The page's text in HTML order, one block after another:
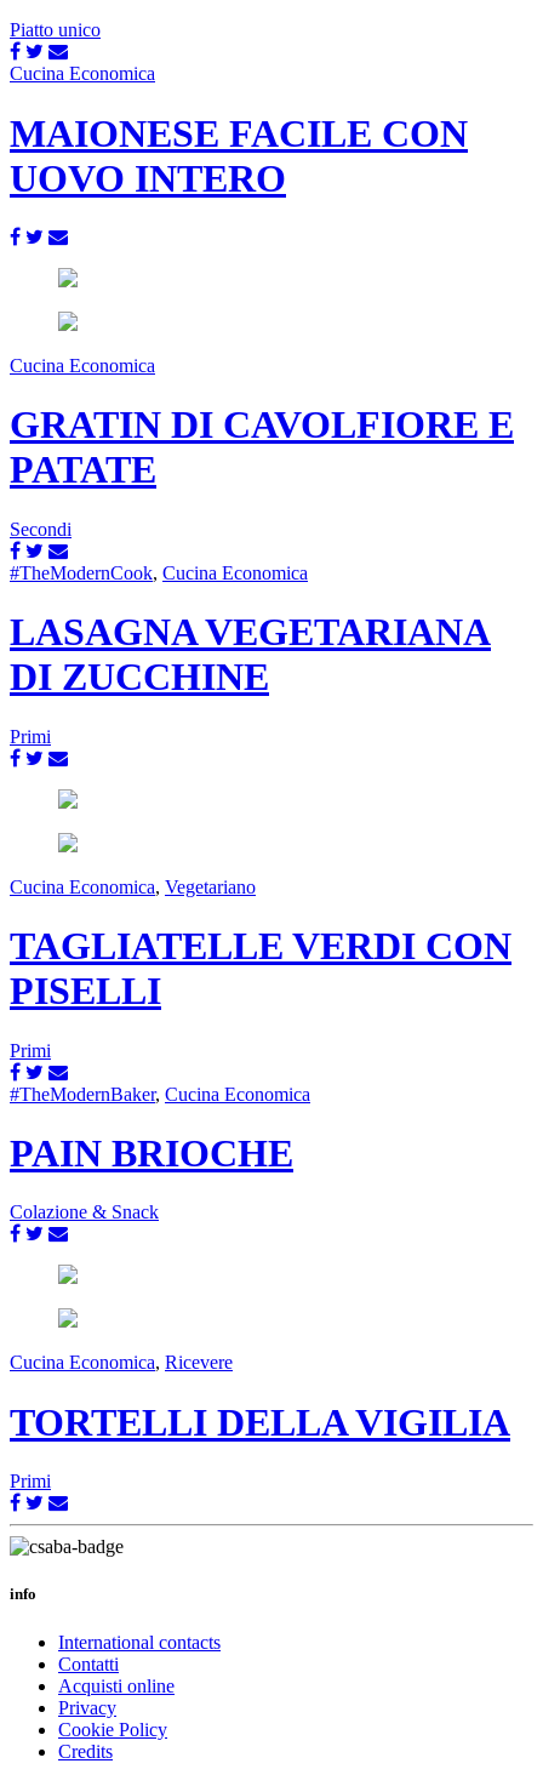
Piatto unico
Cucina Economica
MAIONESE FACILE CON
UOVO INTERO
Cucina Economica
GRATIN DI CAVOLFIORE E
PATATE
Secondi
#TheModernCook, Cucina Economica
LASAGNA VEGETARIANA
DI ZUCCHINE
Primi
Cucina Economica, Vegetariano
TAGLIATELLE VERDI CON
PISELLI
Primi
#TheModernBaker, Cucina Economica
PAIN BRIOCHE
Colazione & Snack
Cucina Economica, Ricevere
TORTELLI DELLA VIGILIA
Primi
info
International contacts
Contatti
Acquisti online
Privacy
Cookie Policy
Credits